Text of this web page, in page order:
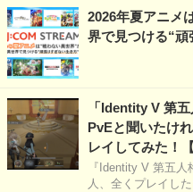
2026年夏アニメ
界で見つける“
「Identity V 第
PvEと聞いたけ
レイしてみた！
『Identity V 第五
人、全くプレイし